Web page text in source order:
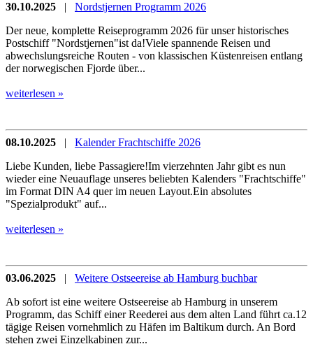
30.10.2025 | Nordstjernen Programm 2026
Der neue, komplette Reiseprogramm 2026 für unser historisches
Postschiff "Nordstjernen"ist da!Viele spannende Reisen und
abwechslungsreiche Routen - von klassischen Küstenreisen entlang
der norwegischen Fjorde über...
weiterlesen »
08.10.2025 | Kalender Frachtschiffe 2026
Liebe Kunden, liebe Passagiere!Im vierzehnten Jahr gibt es nun
wieder eine Neuauflage unseres beliebten Kalenders "Frachtschiffe"
im Format DIN A4 quer im neuen Layout.Ein absolutes
"Spezialprodukt" auf...
weiterlesen »
03.06.2025 | Weitere Ostseereise ab Hamburg buchbar
Ab sofort ist eine weitere Ostseereise ab Hamburg in unserem
Programm, das Schiff einer Reederei aus dem alten Land führt ca.12
tägige Reisen vornehmlich zu Häfen im Baltikum durch. An Bord
stehen zwei Einzelkabinen zur...